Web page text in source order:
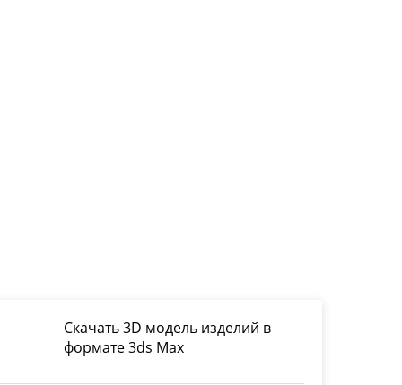
Скачать 3D модель изделий в
формате 3ds Max